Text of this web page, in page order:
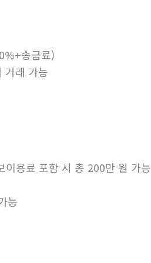
송금료)
거래 가능
용료 포함 시 총 200만 원 가능
능